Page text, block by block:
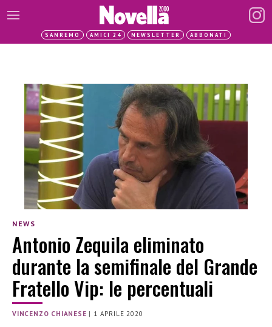
SANREMO AMICI 24 NEWSLETTER ABBONATI
NEWS
Antonio Zequila eliminato
durante la semifinale del Grande
Fratello Vip: le percentuali
VINCENZO CHIANESE | 1 APRILE 2020